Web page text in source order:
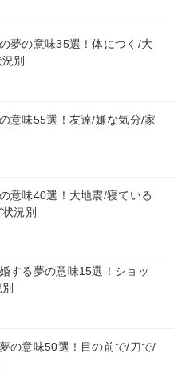
夢の意味35選！体につく/大
別
意味55選！友達/嫌な気分/家
意味40選！大地震/寝ている
況別
する夢の意味15選！ショッ
の意味50選！目の前で/刀で/